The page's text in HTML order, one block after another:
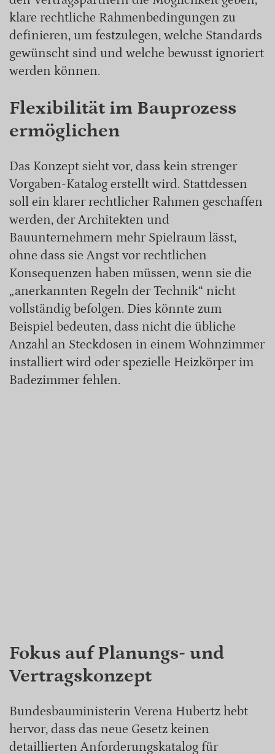
klare rechtliche Rahmenbedingungen zu
definieren, um festzulegen, welche Standards
gewünscht sind und welche bewusst ignoriert
werden können.
Flexibilität im Bauprozess
ermöglichen
Das Konzept sieht vor, dass kein strenger
Vorgaben-Katalog erstellt wird. Stattdessen
soll ein klarer rechtlicher Rahmen geschaffen
werden, der Architekten und
Bauunternehmern mehr Spielraum lässt,
ohne dass sie Angst vor rechtlichen
Konsequenzen haben müssen, wenn sie die
„anerkannten Regeln der Technik“ nicht
vollständig befolgen. Dies könnte zum
Beispiel bedeuten, dass nicht die übliche
Anzahl an Steckdosen in einem Wohnzimmer
installiert wird oder spezielle Heizkörper im
Badezimmer fehlen.
Fokus auf Planungs- und
Vertragskonzept
Bundesbauministerin Verena Hubertz hebt
hervor, dass das neue Gesetz keinen
detaillierten Anforderungskatalog für